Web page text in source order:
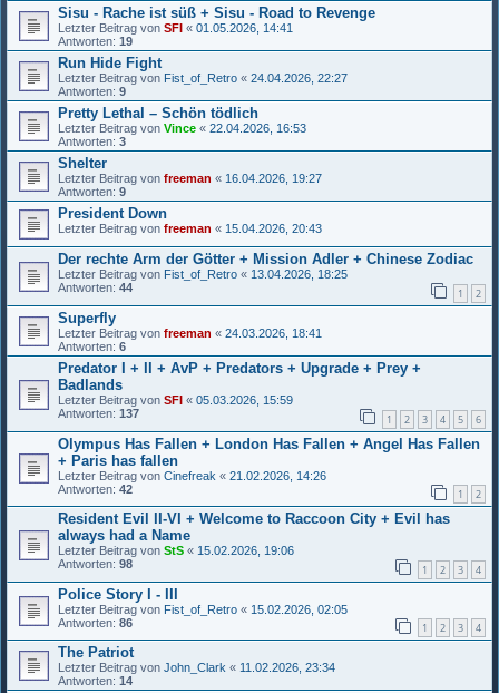
Sisu - Rache ist süß + Sisu - Road to Revenge
Letzter Beitrag von SFI « 01.05.2026, 14:41
Antworten: 19
Run Hide Fight
Letzter Beitrag von Fist_of_Retro « 24.04.2026, 22:27
Antworten: 9
Pretty Lethal – Schön tödlich
Letzter Beitrag von Vince « 22.04.2026, 16:53
Antworten: 3
Shelter
Letzter Beitrag von freeman « 16.04.2026, 19:27
Antworten: 9
President Down
Letzter Beitrag von freeman « 15.04.2026, 20:43
Der rechte Arm der Götter + Mission Adler + Chinese Zodiac
Letzter Beitrag von Fist_of_Retro « 13.04.2026, 18:25
Antworten: 44 1 2
Superfly
Letzter Beitrag von freeman « 24.03.2026, 18:41
Antworten: 6
Predator I + II + AvP + Predators + Upgrade + Prey +
Badlands
Letzter Beitrag von SFI « 05.03.2026, 15:59
Antworten: 137 1 2 3 4 5 6
Olympus Has Fallen + London Has Fallen + Angel Has Fallen
+ Paris has fallen
Letzter Beitrag von Cinefreak « 21.02.2026, 14:26
Antworten: 42 1 2
Resident Evil II-VI + Welcome to Raccoon City + Evil has
always had a Name
Letzter Beitrag von StS « 15.02.2026, 19:06
Antworten: 98 1 2 3 4
Police Story I - III
Letzter Beitrag von Fist_of_Retro « 15.02.2026, 02:05
Antworten: 86 1 2 3 4
The Patriot
Letzter Beitrag von John_Clark « 11.02.2026, 23:34
Antworten: 14